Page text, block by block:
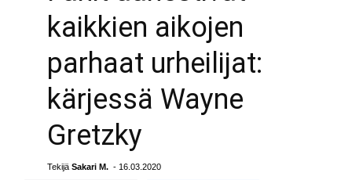
kaikkien aikojen
parhaat urheilijat:
kärjessä Wayne
Gretzky
Tekijä Sakari M. - 16.03.2020